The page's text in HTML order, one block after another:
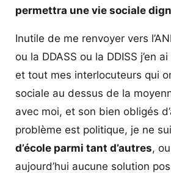
permettra une vie sociale
Inutile de me renvoyer vers
ou la DDASS ou la DDISS j’en
et tout mes interlocuteurs qui
sociale au dessus de la
avec moi, et son bien obligés
problème est politique, je ne
d’école parmi tant d’autres,
aujourd’hui aucune solution